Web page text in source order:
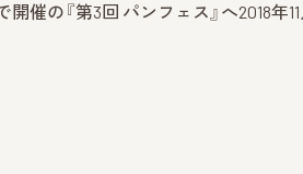
の『第3回 パンフェス』へ2018年11